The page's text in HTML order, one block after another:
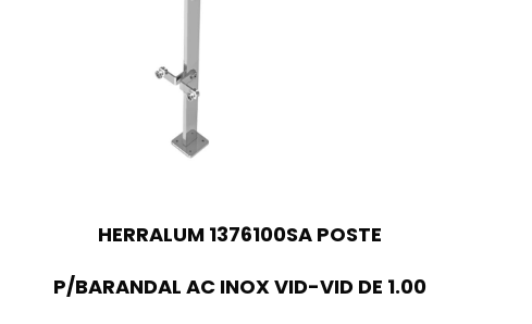
HERRALUM 1376100SA POSTE
P/BARANDAL AC INOX VID-VID DE 1.00